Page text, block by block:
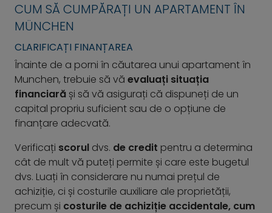
CUM SĂ CUMPĂRAȚI UN APARTAMENT ÎN
MÜNCHEN
CLARIFICAȚI FINANȚAREA
Înainte de a porni în căutarea unui apartament în
Munchen, trebuie să vă evaluați situația
financiară și să vă asigurați că dispuneți de un
capital propriu suficient sau de o opțiune de
finanțare adecvată.
Verificați scorul dvs. de credit pentru a determina
cât de mult vă puteți permite și care este bugetul
dvs. Luați în considerare nu numai prețul de
achiziție, ci și costurile auxiliare ale proprietății,
precum și costurile de achiziție accidentale, cum